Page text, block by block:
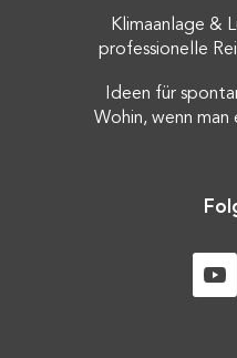
Klimaanlage &
professionelle
Ideen für
Wohin, wenn man